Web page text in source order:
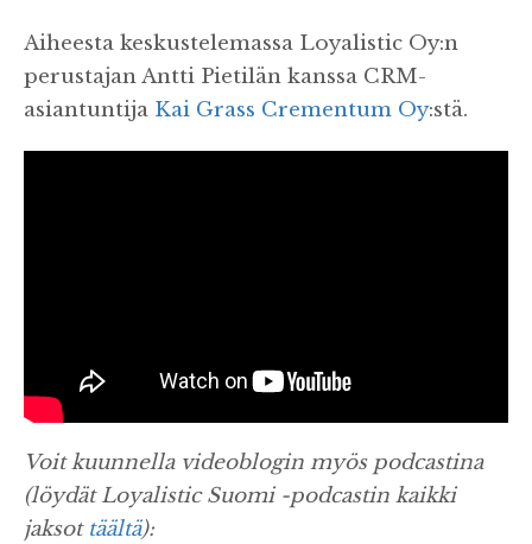
Aiheesta keskustelemassa Loyalistic Oy:n
perustajan Antti Pietilän kanssa CRM-
asiantuntija Kai Grass Crementum Oy:stä.
Voit kuunnella videoblogin myös podcastina
(löydät Loyalistic Suomi -podcastin kaikki
jaksot täältä):